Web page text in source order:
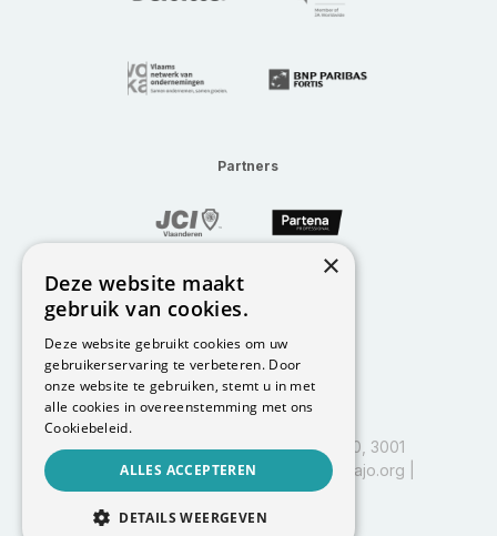
Partners
I&I Leuven, Vlajo vzw, Kapeldreef 60, 3001
Heverlee | BE0458.597.885 |
info@vlajo.org
016 29 84 01
Powered by
×
Deze website maakt
gebruik van cookies.
Deze website gebruikt cookies om uw
gebruikerservaring te verbeteren. Door
onze website te gebruiken, stemt u in met
alle cookies in overeenstemming met ons
Cookiebeleid.
ALLES ACCEPTEREN
DETAILS WEERGEVEN